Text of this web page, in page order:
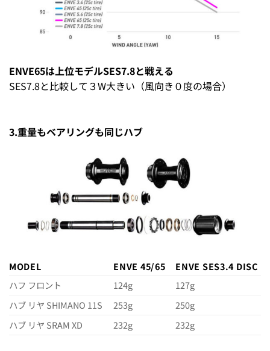
ENVE65は上位モデルSES7.8と戦える
SES7.8と比較して３W大きい（風向き０度の場合）
3.重量もベアリングも同じハブ
MODEL ENVE 45/65
ENVE SES3.4 DISC
ハフ フロント
124g
127g
ハブ リヤ SHIMANO 11S
253g
250g
ハブ リヤ SRAM XD
232g 232g